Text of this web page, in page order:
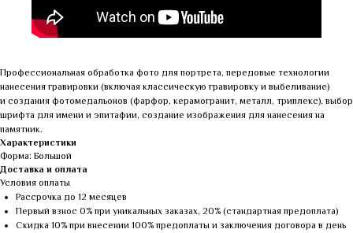
Профессиональная обработка фото для портрета, передовые технологии
нанесения гравировки (включая классическую гравировку и выбеливание)
и создания фотомедальонов (фарфор, керамогранит, металл, триплекс), выбор
шрифта для имени и эпитафии, создание изображения для нанесения на
памятник.
Характеристики
Форма: Большой
Доставка и оплата
Условия оплаты
Рассрочка до 12 месяцев
Первый взнос 0% при уникальных заказах, 20% (стандартная предоплата)
Скидка 10% при внесении 100% предоплаты и заключения договора в день